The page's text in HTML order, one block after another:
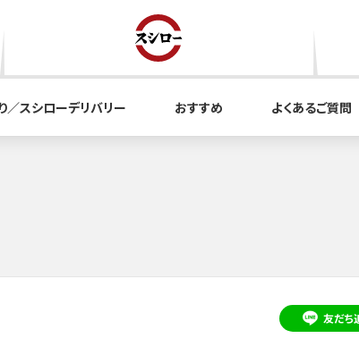
／スシローデリバリー おすすめ よくあるご質問
友だち